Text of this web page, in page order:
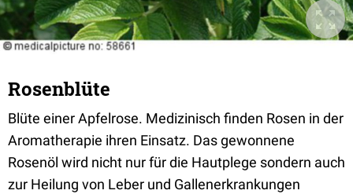
Rosenblüte
Blüte einer Apfelrose. Medizinisch finden Rosen in der
Aromatherapie ihren Einsatz. Das gewonnene
Rosenöl wird nicht nur für die Hautplege sondern auch
zur Heilung von Leber und Gallenerkrankungen